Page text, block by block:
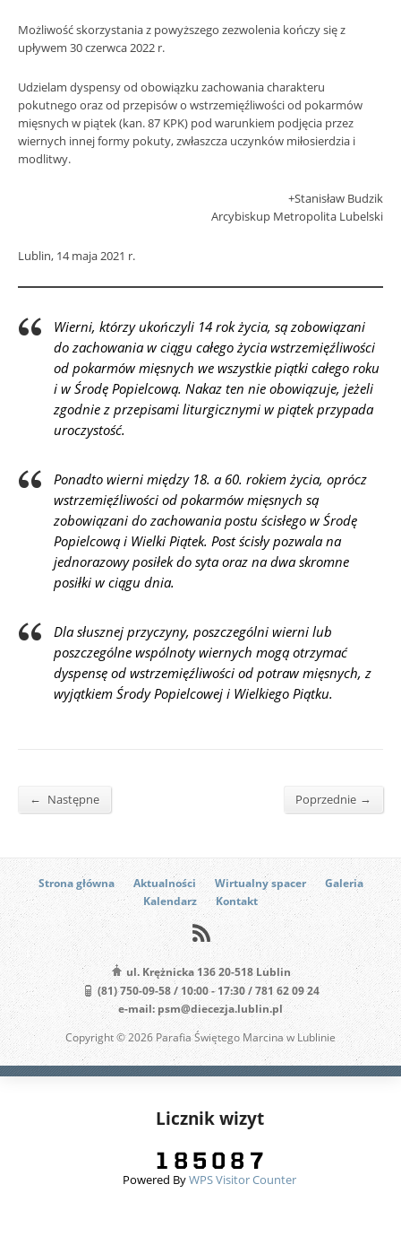
Możliwość skorzystania z powyższego zezwolenia kończy się z
upływem 30 czerwca 2022 r.
Udzielam dyspensy od obowiązku zachowania charakteru
pokutnego oraz od przepisów o wstrzemięźliwości od pokarmów
mięsnych w piątek (kan. 87 KPK) pod warunkiem podjęcia przez
wiernych innej formy pokuty, zwłaszcza uczynków miłosierdzia i
modlitwy.
+Stanisław Budzik
Arcybiskup Metropolita Lubelski
Lublin, 14 maja 2021 r.
Wierni, którzy ukończyli 14 rok życia, są zobowiązani
do zachowania w ciągu całego życia wstrzemięźliwości
od pokarmów mięsnych we wszystkie piątki całego roku
i w Środę Popielcową. Nakaz ten nie obowiązuje, jeżeli
zgodnie z przepisami liturgicznymi w piątek przypada
uroczystość.
Ponadto wierni między 18. a 60. rokiem życia, oprócz
wstrzemięźliwości od pokarmów mięsnych są
zobowiązani do zachowania postu ścisłego w Środę
Popielcową i Wielki Piątek. Post ścisły pozwala na
jednorazowy posiłek do syta oraz na dwa skromne
posiłki w ciągu dnia.
Dla słusznej przyczyny, poszczególni wierni lub
poszczególne wspólnoty wiernych mogą otrzymać
dyspensę od wstrzemięźliwości od potraw mięsnych, z
wyjątkiem Środy Popielcowej i Wielkiego Piątku.
← Następne Poprzednie →
Strona główna Aktualności Wirtualny spacer
Galeria
Kalendarz
Kontakt
ul. Krężnicka 136 20-518 Lublin
(81) 750-09-58 / 10:00 - 17:30 / 781 62 09 24
e-mail: psm@diecezja.lublin.pl
Copyright © 2026 Parafia Świętego Marcina w Lublinie
Licznik wizyt
Powered ByWPS Visitor Counter